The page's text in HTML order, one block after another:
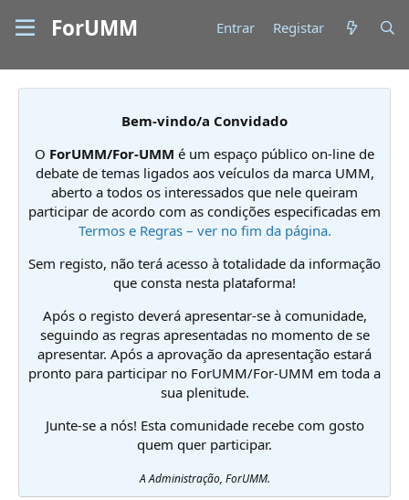
ForUMM Entrar Registar
Bem-vindo/a Convidado
O ForUMM/For-UMM é um espaço público on-line de
debate de temas ligados aos veículos da marca UMM,
aberto a todos os interessados que nele queiram
participar de acordo com as condições especificadas em
Termos e Regras – ver no fim da página.
Sem registo, não terá acesso à totalidade da informação
que consta nesta plataforma!
Após o registo deverá apresentar-se à comunidade,
seguindo as regras apresentadas no momento de se
apresentar. Após a aprovação da apresentação estará
pronto para participar no ForUMM/For-UMM em toda a
sua plenitude.
Junte-se a nós! Esta comunidade recebe com gosto
quem quer participar.
A Administração, ForUMM.